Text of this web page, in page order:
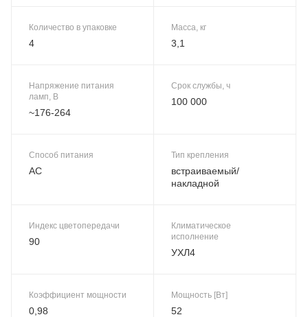
Количество в упаковке
4
Масса, кг
3,1
Напряжение питания
ламп, В
~176-264
Срок службы, ч
100 000
Способ питания
AC
Тип крепления
встраиваемый/
накладной
Индекс цветопередачи
90
Климатическое
исполнение
УХЛ4
Коэффициент мощности
0,98
Мощность [Вт]
52